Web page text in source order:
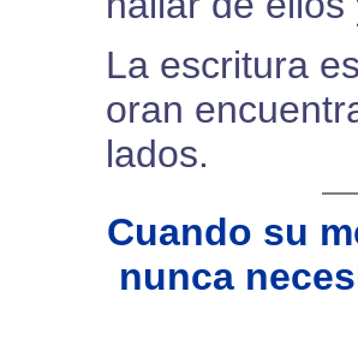
La escritura
oran
lados.
Cuando su
nunca